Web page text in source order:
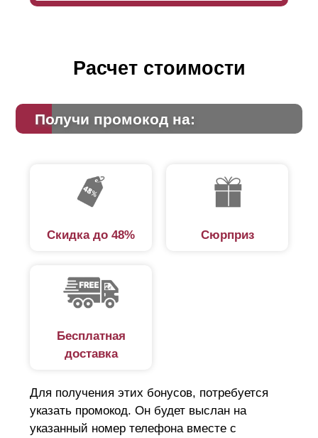
Расчет стоимости
Получи промокод на:
Скидка до 48% Сюрприз
Бесплатная
доставка
Для получения этих бонусов, потребуется
указать промокод. Он будет выслан на
указанный номер телефона вместе с